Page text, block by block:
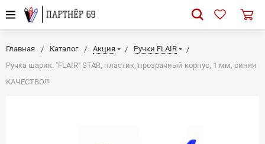
Главная Каталог Акция
Ручки FLAIR
Ручка шарик. "FLAIR" STAR, пластик, прозрачный корпус, 1 мм, синяя
КАЧЕСТВО!!!